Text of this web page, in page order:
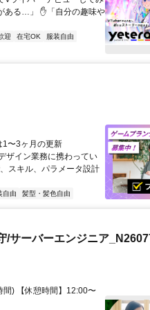
ある…」 ✋「自分の趣味や
迎 在宅OK
服装自由
1〜3ヶ月の更新
ザイン業務に携わってい
スキル、パラメータ設計
自由 髪型・髪色自由
/サーバーエンジニア
間) 【休憩時間】12:00〜